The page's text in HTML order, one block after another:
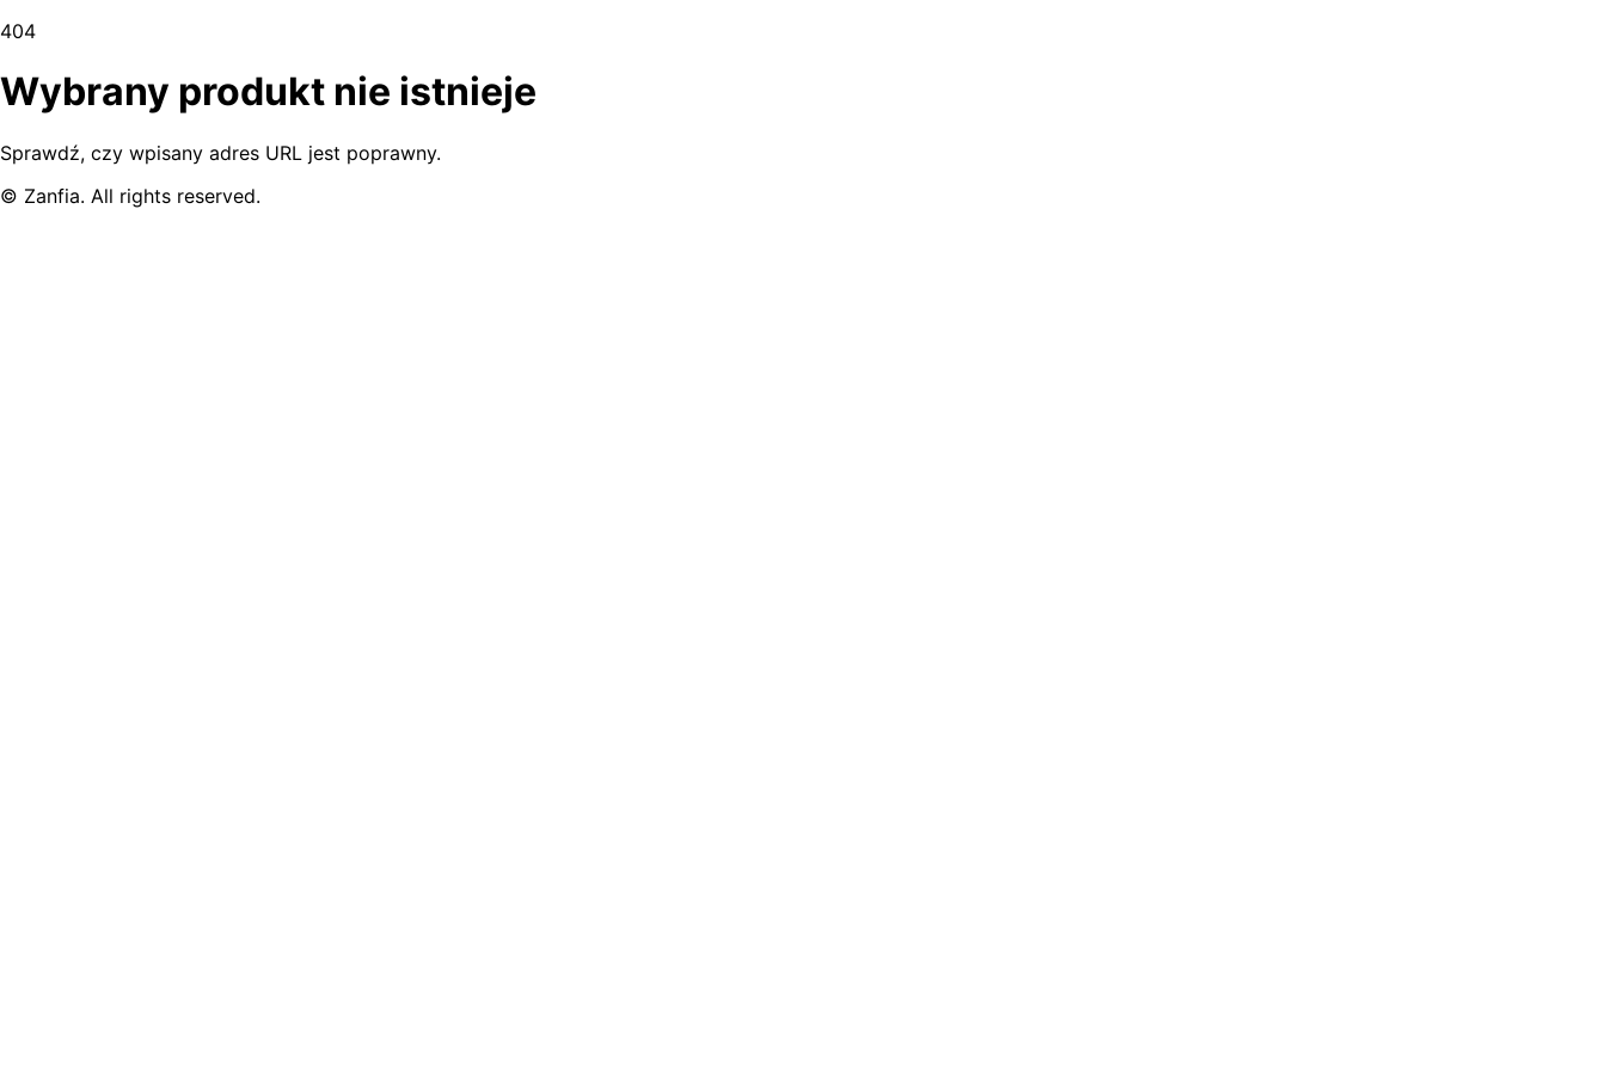
404
Wybrany produkt nie istnieje
Sprawdź, czy wpisany adres URL jest poprawny.
© Zanfia. All rights reserved.